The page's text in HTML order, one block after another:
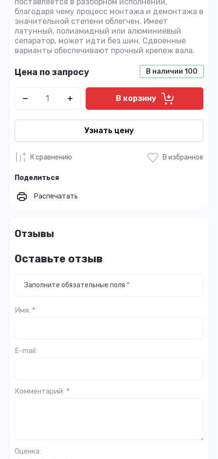
благодаря чему процесс монтажа и демонтажа в
значительной степени облегчен. Имеет
латунный, полиамидный или алюминиевый
сепаратор, может идти без шин. Сдвоенные
варианты обеспечивают прочный крепеж вала.
В наличии 100
Цена по запросу
В корзину
Узнать цену
К сравнению В избранное
Поделиться
Распечатать
Отзывы
Оставьте отзыв
Заполните обязательные поля *
Имя: *
E-mail:
Комментарий: *
Оценка: